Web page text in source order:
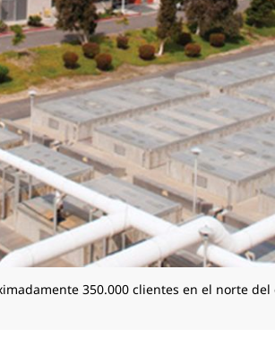
350.000 clientes en el norte